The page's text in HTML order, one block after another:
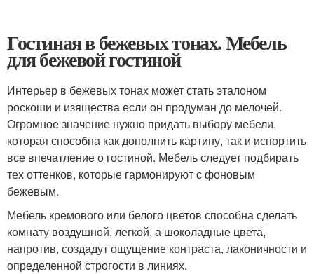
Гостиная в бежевых тонах. Мебель
для бежевой гостиной
Интерьер в бежевых тонах может стать эталоном
роскоши и изящества если он продуман до мелочей.
Огромное значение нужно придать выбору мебели,
которая способна как дополнить картину, так и испортить
все впечатление о гостиной. Мебель следует подбирать
тех оттенков, которые гармонируют с фоновым
бежевым.
Мебель кремового или белого цветов способна сделать
комнату воздушной, легкой, а шоколадные цвета,
напротив, создадут ощущение контраста, лаконичности и
определенной строгости в линиях.